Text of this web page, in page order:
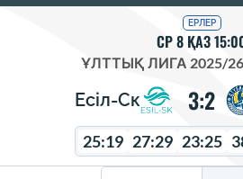
ЕРЛЕР
СР 8 ҚАЗ
ҰЛТТЫҚ ЛИГА 2025/26
Есіл-Ск 3:2
25:19 27:29 23:25